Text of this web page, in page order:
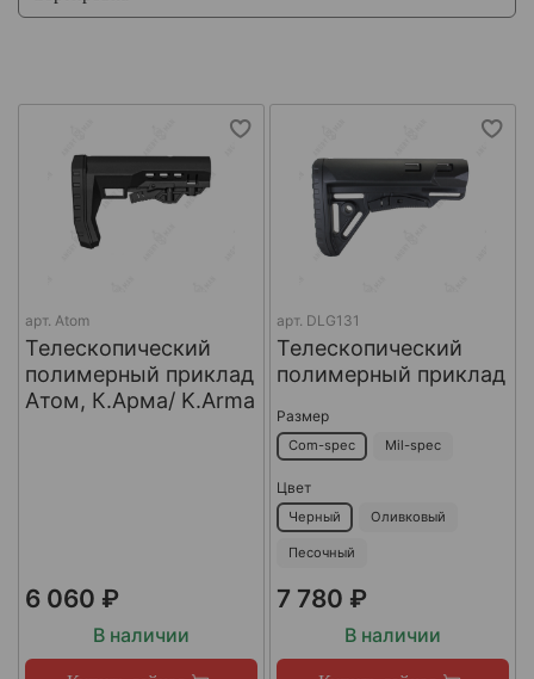
арт. Atom
Телескопический
полимерный приклад
Атом, К.Арма/ K.Arma
6 060 ₽
В наличии
арт. DLG131
Телескопический
полимерный приклад
Размер
Com-spec Mil-spec
Цвет
Черный Оливковый
Песочный
7 780 ₽
В наличии